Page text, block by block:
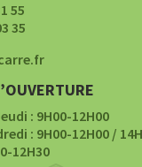
55
35
: 9H00-12H00
: 9H00-12H00 /
12H30